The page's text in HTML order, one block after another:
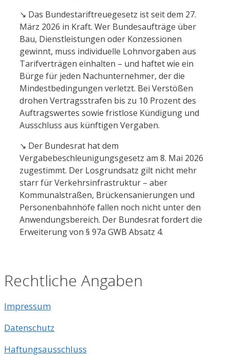
↘️ Das Bundestariftreuegesetz ist seit dem 27.
März 2026 in Kraft. Wer Bundesaufträge über
Bau, Dienstleistungen oder Konzessionen
gewinnt, muss individuelle Lohnvorgaben aus
Tarifverträgen einhalten – und haftet wie ein
Bürge für jeden Nachunternehmer, der die
Mindestbedingungen verletzt. Bei Verstößen
drohen Vertragsstrafen bis zu 10 Prozent des
Auftragswertes sowie fristlose Kündigung und
Ausschluss aus künftigen Vergaben.
↘️ Der Bundesrat hat dem
Vergabebeschleunigungsgesetz am 8. Mai 2026
zugestimmt. Der Losgrundsatz gilt nicht mehr
starr für Verkehrsinfrastruktur – aber
Kommunalstraßen, Brückensanierungen und
Personenbahnhöfe fallen noch nicht unter den
Anwendungsbereich. Der Bundesrat fordert die
Erweiterung von § 97a GWB Absatz 4.
Rechtliche Angaben
Impressum
Datenschutz
Haftungsausschluss